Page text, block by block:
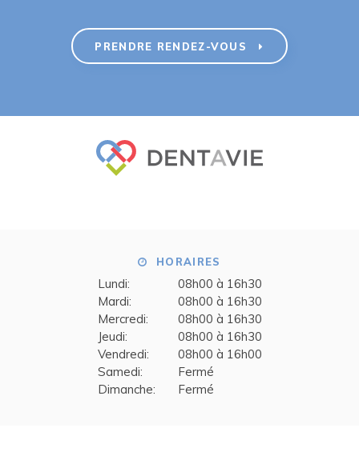
PRENDRE RENDEZ-VOUS
HORAIRES
Lundi:
08h00 à 16h30
Mardi:
08h00 à 16h30
Mercredi:
08h00 à 16h30
Jeudi:
08h00 à 16h30
Vendredi:
08h00 à 16h00
Samedi:
Fermé
Dimanche:
Fermé